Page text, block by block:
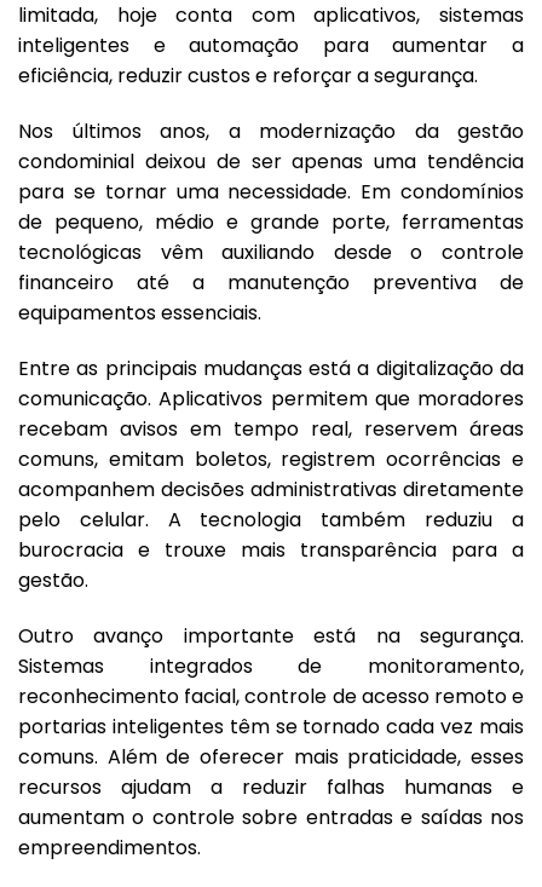
limitada, hoje conta com aplicativos, sistemas
inteligentes e automação para aumentar a
eficiência, reduzir custos e reforçar a segurança.
Nos últimos anos, a modernização da gestão
condominial deixou de ser apenas uma tendência
para se tornar uma necessidade. Em condomínios
de pequeno, médio e grande porte, ferramentas
tecnológicas vêm auxiliando desde o controle
financeiro até a manutenção preventiva de
equipamentos essenciais.
Entre as principais mudanças está a digitalização da
comunicação. Aplicativos permitem que moradores
recebam avisos em tempo real, reservem áreas
comuns, emitam boletos, registrem ocorrências e
acompanhem decisões administrativas diretamente
pelo celular. A tecnologia também reduziu a
burocracia e trouxe mais transparência para a
gestão.
Outro avanço importante está na segurança.
Sistemas integrados de monitoramento,
reconhecimento facial, controle de acesso remoto e
portarias inteligentes têm se tornado cada vez mais
comuns. Além de oferecer mais praticidade, esses
recursos ajudam a reduzir falhas humanas e
aumentam o controle sobre entradas e saídas nos
empreendimentos.